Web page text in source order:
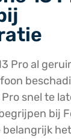
Pro al
snel te
bij
belangrijk